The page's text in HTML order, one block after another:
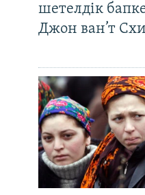
шетелдік
Джон ван’т